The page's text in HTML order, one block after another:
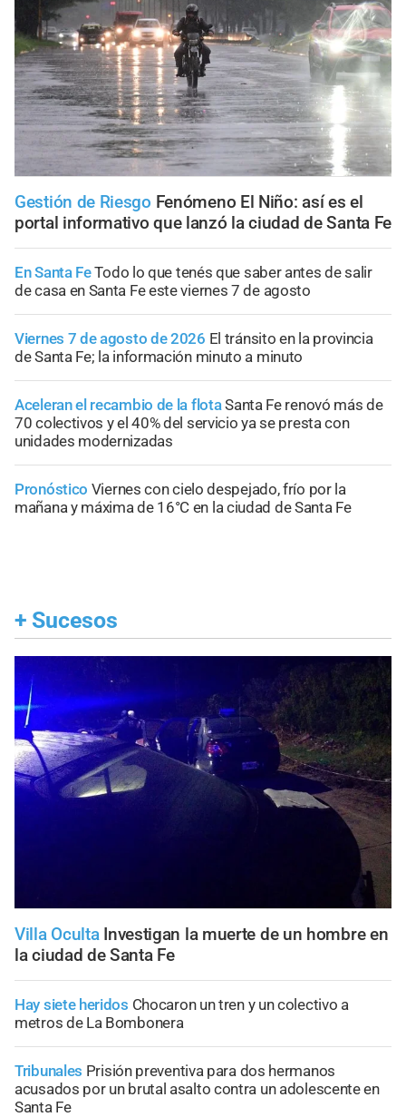
Gestión de Riesgo Fenómeno El Niño: así es el
portal informativo que lanzó la ciudad de Santa Fe
En Santa FeTodo lo que tenés que saber antes de salir
de casa en Santa Fe este viernes 7 de agosto
Viernes 7 de agosto de 2026 El tránsito en la provincia
de Santa Fe; la información minuto a minuto
Aceleran el recambio de la flotaSanta Fe renovó más de
70 colectivos y el 40% del servicio ya se presta con
unidades modernizadas
Pronóstico Viernes con cielo despejado, frío por la
mañana y máxima de 16°C en la ciudad de Santa Fe
+ Sucesos
Villa Oculta Investigan la muerte de un hombre en
la ciudad de Santa Fe
Hay siete heridos Chocaron un tren y un colectivo a
metros de La Bombonera
Tribunales Prisión preventiva para dos hermanos
acusados por un brutal asalto contra un adolescente en
Santa Fe